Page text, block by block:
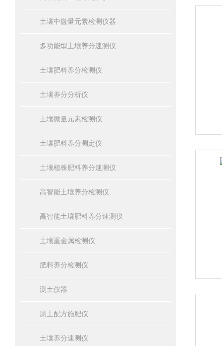
土壤中微量元素检测仪器
多功能型土壤养分速测仪
土壤肥料养分检测仪
土壤养分分析仪
土壤微量元素检测仪
土壤肥料养分测定仪
土壤植株肥料养分速测仪
高智能土壤养分检测仪
高智能土壤肥料养分速测仪
土壤重金属检测仪
肥料养分检测仪
测土仪器
测土配方施肥仪
土壤养分速测仪